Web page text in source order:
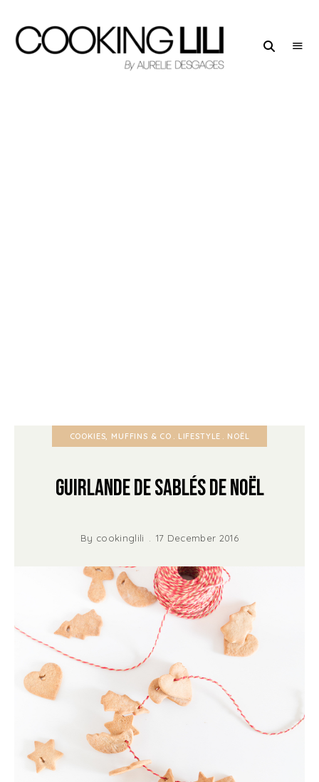
COOKIES, MUFFINS & CO LIFESTYLE NOËL
Guirlande de Sablés de Noël
By cookinglili 17 December 2016